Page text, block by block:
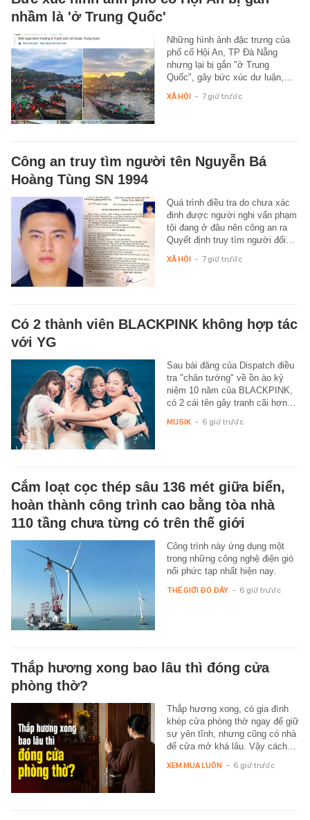
nhầm là 'ở Trung Quốc'
Những hình ảnh đặc trưng của
phố cổ Hội An, TP Đà Nẵng
nhưng lại bị gắn "ở Trung
Quốc", gây bức xúc dư luận,…
XÃ HỘI - 7 giờ trước
Công an truy tìm người tên Nguyễn Bá
Hoàng Tùng SN 1994
Quá trình điều tra do chưa xác
định được người nghi vấn phạm
tội đang ở đâu nên công an ra
Quyết định truy tìm người đối…
XÃ HỘI - 7 giờ trước
Có 2 thành viên BLACKPINK không hợp tác
với YG
Sau bài đăng của Dispatch điều
tra "chân tướng" về ồn ào kỷ
niệm 10 năm của BLACKPINK,
có 2 cái tên gây tranh cãi hơn…
MUSIK - 6 giờ trước
Cắm loạt cọc thép sâu 136 mét giữa biển,
hoàn thành công trình cao bằng tòa nhà
110 tầng chưa từng có trên thế giới
Công trình này ứng dụng một
trong những công nghệ điện gió
nổi phức tạp nhất hiện nay.
THẾ GIỚI ĐÓ ĐÂY - 6 giờ trước
Thắp hương xong bao lâu thì đóng cửa
phòng thờ?
Thắp hương xong, có gia đình
khép cửa phòng thờ ngay để giữ
sự yên tĩnh, nhưng cũng có nhà
để cửa mở khá lâu. Vậy cách…
XEM MUA LUÔN - 6 giờ trước